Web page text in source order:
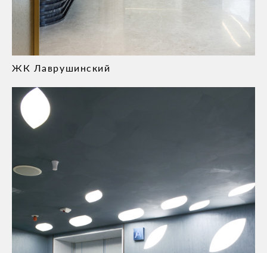
ЖК Лаврушинский